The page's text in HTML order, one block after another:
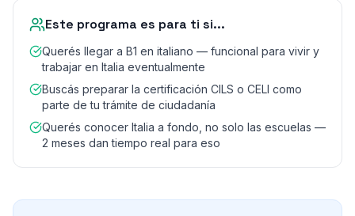
Este programa es para ti si...
Querés llegar a B1 en italiano — funcional para vivir y
trabajar en Italia eventualmente
Buscás preparar la certificación CILS o CELI como
parte de tu trámite de ciudadanía
Querés conocer Italia a fondo, no solo las escuelas —
2 meses dan tiempo real para eso